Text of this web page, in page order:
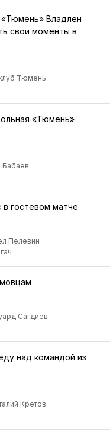
«Тюмень» Владлен
свои моменты в
Тюмень
«Тюмень»
Бабаев
гостевом матче
Пелевин
Сагдиев
над командой из
Кретов